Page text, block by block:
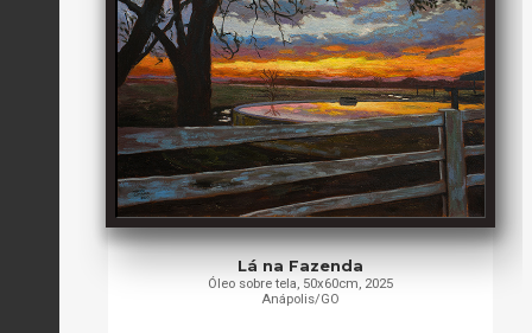
Lá na Fazenda
Óleo sobre tela, 50x60cm, 2025
Anápolis/GO